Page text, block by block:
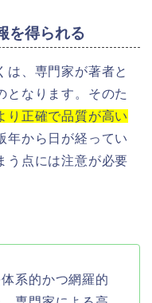
を得られる
は、専門家が著者と
となります。そのた
り正確で品質が高い
年から日が経ってい
う点には注意が必要
系的かつ網羅的